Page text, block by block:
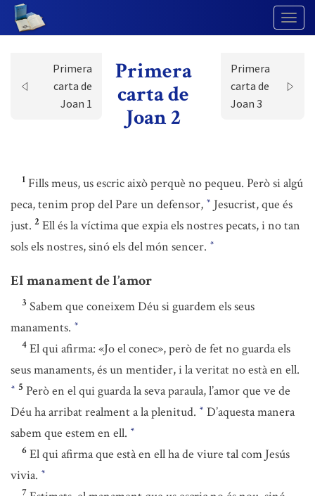
Primera
carta de
Joan 1
Primera
carta de
Joan 2
Primera
carta de
Joan 3
1 Fills meus, us escric això perquè no pequeu. Però si algú
peca, tenim prop del Pare un defensor, * Jesucrist, que és
just. 2 Ell és la víctima que expia els nostres pecats, i no tan
sols els nostres, sinó els del món sencer. *
El manament de l’amor
3 Sabem que coneixem Déu si guardem els seus
manaments. *
4 El qui afirma: «Jo el conec», però de fet no guarda els
seus manaments, és un mentider, i la veritat no està en ell.
* 5 Però en el qui guarda la seva paraula, l’amor que ve de
Déu ha arribat realment a la plenitud. * D’aquesta manera
sabem que estem en ell. *
6 El qui afirma que està en ell ha de viure tal com Jesús
vivia. *
7